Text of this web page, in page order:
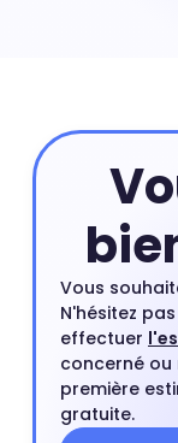
Vous
N'hésitez
effectuer
concerné ou
première
gratuite.